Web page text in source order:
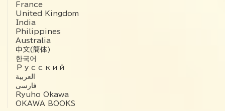
France
United Kingdom
India
Philippines
Australia
中文(簡体)
한국어
Русский
العربية‏
فارسی
Ryuho Okawa
OKAWA BOOKS